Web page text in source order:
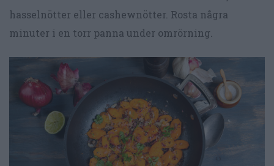
hasselnötter eller cashewnötter. Rosta några
minuter i en torr panna under omrörning.